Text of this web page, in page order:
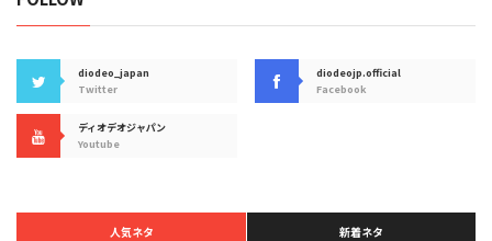
diodeo_japan
Twitter
diodeojp.official
Facebook
ディオデオジャパン
Youtube
人気ネタ 新着ネタ